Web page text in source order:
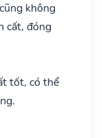
không
cất, đóng
tốt, có thể